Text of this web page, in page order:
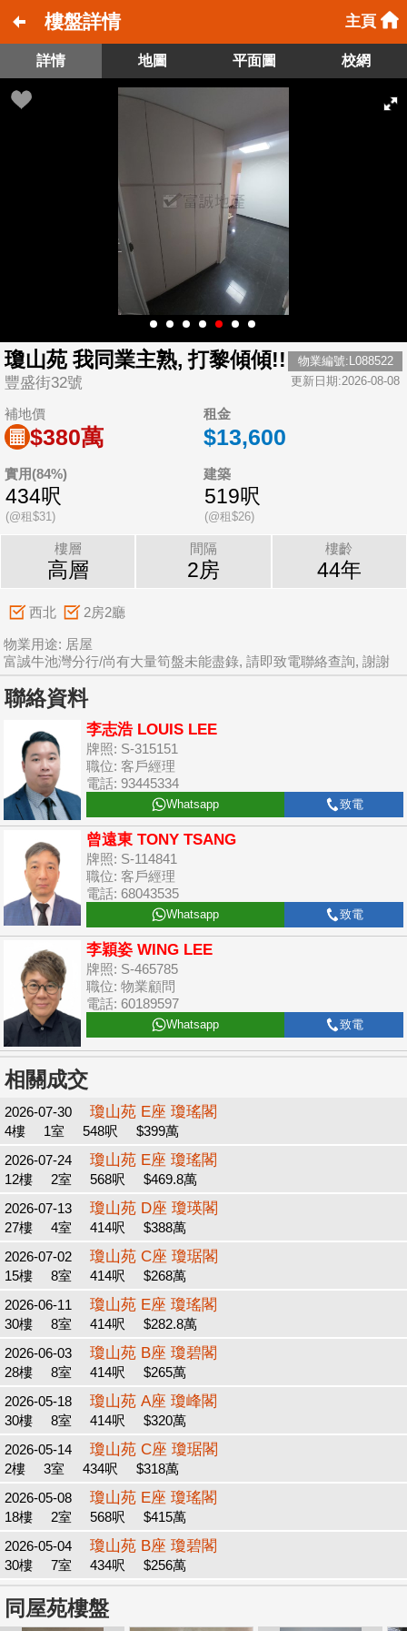
樓盤詳情 主頁
詳情 地圖 平面圖 校網
瓊山苑 我同業主熟, 打黎傾傾!!
豐盛街32號
物業編號:L088522
更新日期:2026-08-08
補地價
$380萬
租金
$13,600
實用(84%)
434呎
(@租$31)
建築
519呎
(@租$26)
樓層
高層
間隔
2房
樓齡
44年
西北 2房2廳
物業用途: 居屋
富誠牛池灣分行/尚有大量筍盤未能盡錄, 請即致電聯絡查詢, 謝謝
聯絡資料
李志浩 LOUIS LEE
牌照: S-315151
職位: 客戶經理
電話: 93445334
Whatsapp 致電
曾遠東 TONY TSANG
牌照: S-114841
職位: 客戶經理
電話: 68043535
Whatsapp 致電
李穎姿 WING LEE
牌照: S-465785
職位: 物業顧問
電話: 60189597
Whatsapp 致電
相關成交
2026-07-30 瓊山苑 E座 瓊瑤閣
4樓 1室 548呎
$399萬
2026-07-24
瓊山苑 E座 瓊瑤閣
12樓 2室 568呎
$469.8萬
2026-07-13
瓊山苑 D座 瓊瑛閣
27樓 4室 414呎
$388萬
2026-07-02
瓊山苑 C座 瓊琚閣
15樓 8室 414呎
$268萬
2026-06-11
瓊山苑 E座 瓊瑤閣
30樓 8室 414呎
$282.8萬
2026-06-03
瓊山苑 B座 瓊碧閣
28樓 8室 414呎
$265萬
2026-05-18
瓊山苑 A座 瓊峰閣
30樓 8室 414呎
$320萬
2026-05-14
瓊山苑 C座 瓊琚閣
2樓 3室 434呎
$318萬
2026-05-08
瓊山苑 E座 瓊瑤閣
18樓 2室 568呎
$415萬
2026-05-04
瓊山苑 B座 瓊碧閣
30樓 7室 434呎 $256萬
同屋苑樓盤